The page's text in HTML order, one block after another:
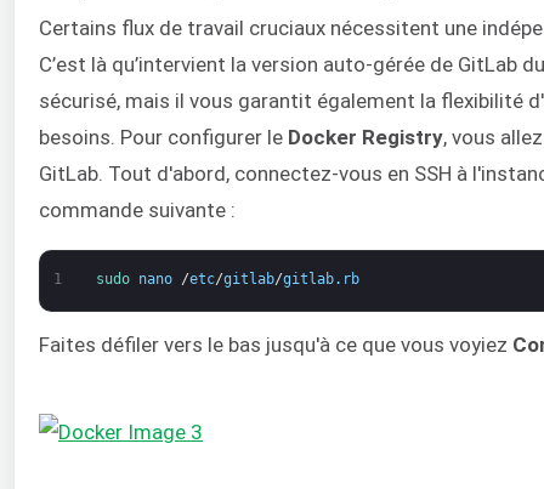
Certains flux de travail cruciaux nécessitent une
C’est là qu’intervient la version auto-gérée de GitLab
sécurisé, mais il vous garantit également la flexibilité
besoins. Pour configurer le Docker Registry, vous
GitLab. Tout d'abord, connectez-vous en SSH à
commande suivante :
1 sudo nano /etc/gitlab/gitlab. rb
Faites défiler vers le bas jusqu'à ce que vous voyiez